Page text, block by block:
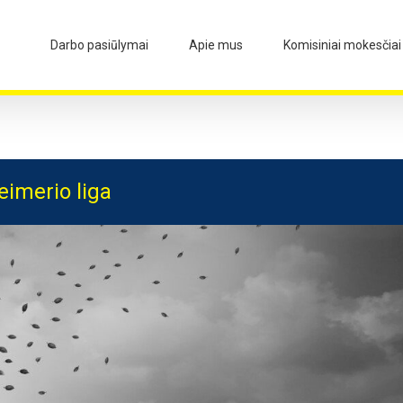
Darbo pasiūlymai Apie mus Komisiniai mokesčiai
liga